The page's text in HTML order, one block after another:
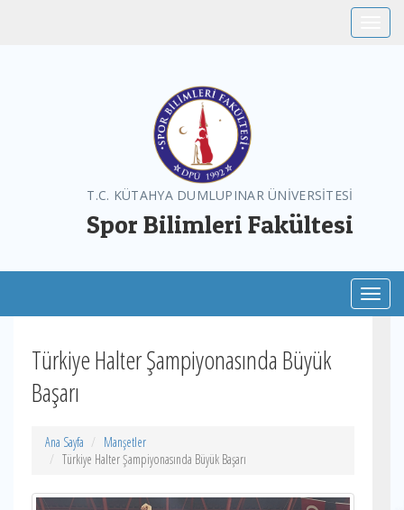
T.C. KÜTAHYA DUMLUPINAR ÜNİVERSİTESİ
Spor Bilimleri Fakültesi
Türkiye Halter Şampiyonasında Büyük
Başarı
Ana Sayfa
Manşetler
Türkiye Halter Şampiyonasında Büyük Başarı